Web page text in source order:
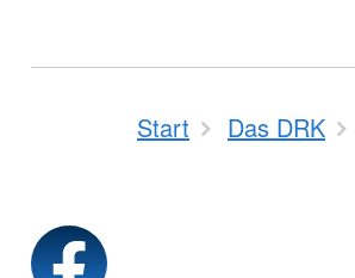
Start Das DRK